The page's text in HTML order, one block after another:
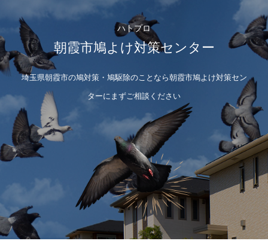
ハトプロ
朝霞市鳩よけ対策センター
埼玉県朝霞市の鳩対策・鳩駆除のことなら朝霞市鳩よけ対策セン
ターにまずご相談ください